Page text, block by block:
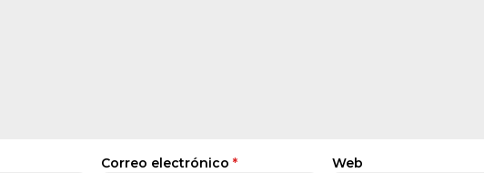
Correo electrónico * Web